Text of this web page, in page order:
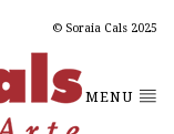
© Soraia Cals 2025
MENU